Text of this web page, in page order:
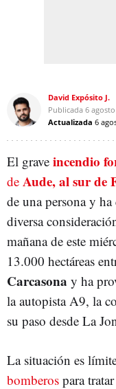
David Expósito J.
Publicada 6
Actualizada 6
El grave incendio
de Aude, al sur de
de una persona y
diversa
mañana de este
13.000 hectáreas
Carcasona y ha
la autopista A9, la
su paso desde La
La situación es
bomberos para